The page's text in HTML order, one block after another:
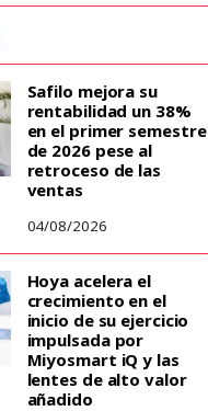
Safilo mejora su
rentabilidad un 38%
en el primer semestre
de 2026 pese al
retroceso de las
ventas
04/08/2026
Hoya acelera el
crecimiento en el
inicio de su ejercicio
impulsada por
Miyosmart iQ y las
lentes de alto valor
añadido